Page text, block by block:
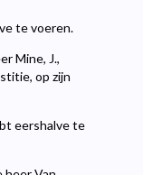
te voeren.
Mine, J.,
op zijn
eershalve te